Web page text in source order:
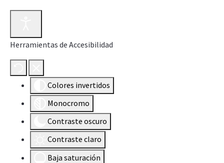
Herramientas de Accesibilidad
Colores invertidos
Monocromo
Contraste oscuro
Contraste claro
Baja saturación